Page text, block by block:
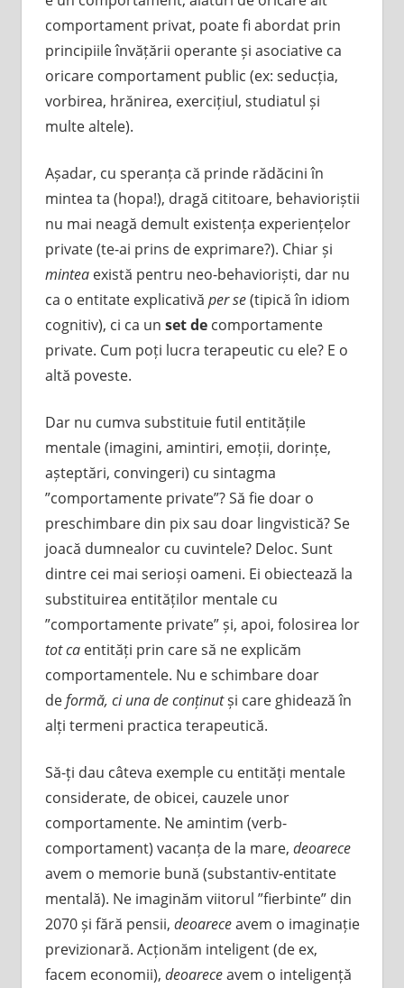
comportament privat, poate fi abordat prin
principiile învățării operante și asociative ca
oricare comportament public (ex: seducția,
vorbirea, hrănirea, exercițiul, studiatul și
multe altele).
Așadar, cu speranța că prinde rădăcini în
mintea ta (hopa!), dragă cititoare, behavioriștii
nu mai neagă demult existența experiențelor
private (te-ai prins de exprimare?). Chiar și
minteaexistă pentru neo-behavioriști, dar nu
ca o entitate explicativă per se(tipică în idiom
cognitiv), ci ca un set decomportamente
private. Cum poți lucra terapeutic cu ele? E o
altă poveste.
Dar nu cumva substituie futil entitățile
mentale (imagini, amintiri, emoții, dorințe,
așteptări, convingeri) cu sintagma
”comportamente private”? Să fie doar o
preschimbare din pix sau doar lingvistică? Se
joacă dumnealor cu cuvintele? Deloc. Sunt
dintre cei mai serioși oameni. Ei obiectează la
substituirea entităților mentale cu
”comportamente private” și, apoi, folosirea lor
tot caentități prin care să ne explicăm
comportamentele. Nu e schimbare doar
deformă, ci una de conținutși care ghidează în
alți termeni practica terapeutică.
Să-ți dau câteva exemple cu entități mentale
considerate, de obicei, cauzele unor
comportamente. Ne amintim (verb-
comportament) vacanța de la mare, deoarece
avem o memorie bună (substantiv-entitate
mentală). Ne imaginăm viitorul ”fierbinte” din
2070 și fără pensii, deoareceavem o imaginație
previzionară. Acționăm inteligent (de ex,
facem economii), deoareceavem o inteligență